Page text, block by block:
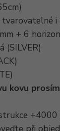
+ 6
(SILVER)
kovu
+4000
při